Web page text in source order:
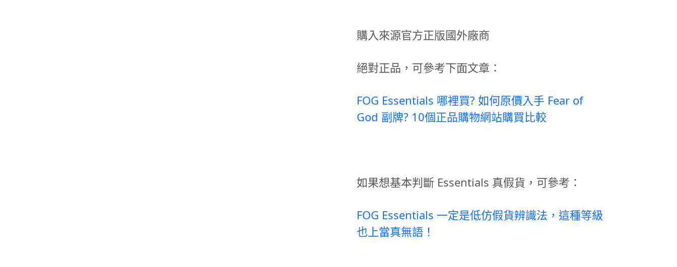
購入來源官方正版國外廠商
絕對正品，可參考下面文章：
FOG Essentials 哪裡買? 如何原價入手 Fear of
God 副牌? 10個正品購物網站購買比較
如果想基本判斷 Essentials 真假貨，可參考：
FOG Essentials 一定是低仿假貨辨識法，這種等級
也上當真無語！